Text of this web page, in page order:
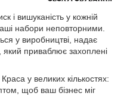
і вишуканість у кожній
набори неповторними.
у виробництві, надає
який приваблює захоплені
Краса у великих кількостях:
щоб ваш бізнес міг